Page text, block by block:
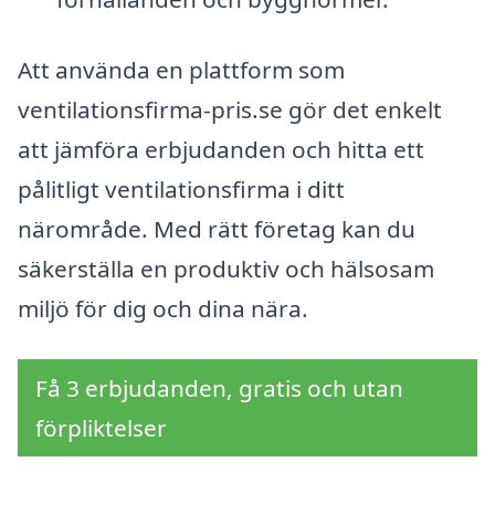
Att använda en plattform som
ventilationsfirma-pris.se gör det enkelt
att jämföra erbjudanden och hitta ett
pålitligt ventilationsfirma i ditt
närområde. Med rätt företag kan du
säkerställa en produktiv och hälsosam
miljö för dig och dina nära.
Få 3 erbjudanden, gratis och utan
förpliktelser